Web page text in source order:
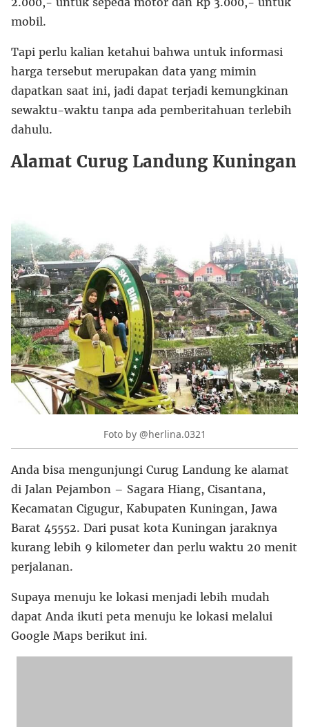
mobil.
Tapi perlu kalian ketahui bahwa untuk informasi
harga tersebut merupakan data yang mimin
dapatkan saat ini, jadi dapat terjadi kemungkinan
sewaktu-waktu tanpa ada pemberitahuan terlebih
dahulu.
Alamat Curug Landung Kuningan
Foto by @herlina.0321
Anda bisa mengunjungi Curug Landung ke alamat
di Jalan Pejambon – Sagara Hiang, Cisantana,
Kecamatan Cigugur, Kabupaten Kuningan, Jawa
Barat 45552. Dari pusat kota Kuningan jaraknya
kurang lebih 9 kilometer dan perlu waktu 20 menit
perjalanan.
Supaya menuju ke lokasi menjadi lebih mudah
dapat Anda ikuti peta menuju ke lokasi melalui
Google Maps berikut ini.